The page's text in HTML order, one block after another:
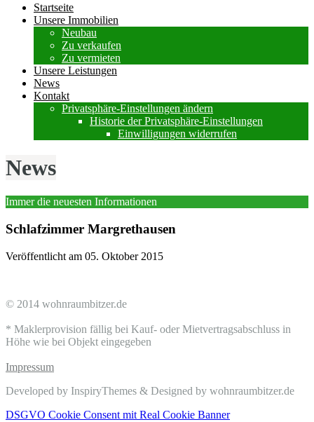
Startseite
Unsere Immobilien
Neubau
Zu verkaufen
Zu vermieten
Unsere Leistungen
News
Kontakt
Privatsphäre-Einstellungen ändern
Historie der Privatsphäre-Einstellungen
Einwilligungen widerrufen
News
Immer die neuesten Informationen
Schlafzimmer Margrethausen
Veröffentlicht am 05. Oktober 2015
© 2014 wohnraumbitzer.de
* Maklerprovision fällig bei Kauf- oder Mietvertragsabschluss in
Höhe wie bei Objekt eingegeben
Impressum
Developed by InspiryThemes & Designed by wohnraumbitzer.de
DSGVO Cookie Consent mit Real Cookie Banner